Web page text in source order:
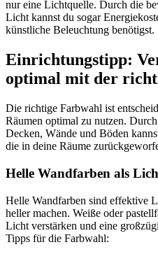
nur eine Lichtquelle. Durch die
Licht kannst du sogar
künstliche Beleuchtung benötigst.
Einrichtungstipp:
optimal mit der
Die richtige Farbwahl ist
Räumen optimal zu nutzen.
Decken, Wände und Böden
die in deine Räume
Helle Wandfarben als
Helle Wandfarben sind effektive
heller machen. Weiße oder
Licht verstärken und eine
Tipps für die Farbwahl: